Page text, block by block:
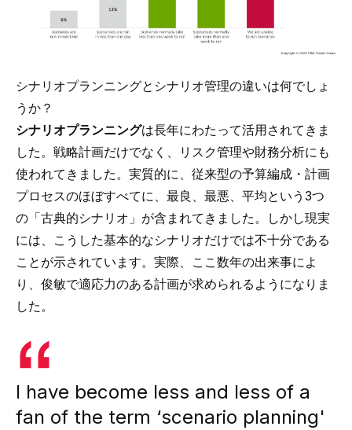
シナリオプランニングとシナリオ管理の違いは何でしょ
うか？
シナリオプランニングは長年にわたって活用されてきま
した。戦略計画だけでなく、
リスク管理や財務分析にも
使われてきました。実質的に、従来型の予算編成・計画
プロセスのほぼすべてに、最良、最悪、平均という3つ
の「古典的シナリオ」が含まれてきました。しかし現実
には、こうした基本的なシナリオだけでは不十分である
ことが示されています。実際、ここ数年の出来事によ
り、俊敏で適応力のある計画が求められるようになりま
した。
I have become less and less of a
fan of the term ‘scenario planning'